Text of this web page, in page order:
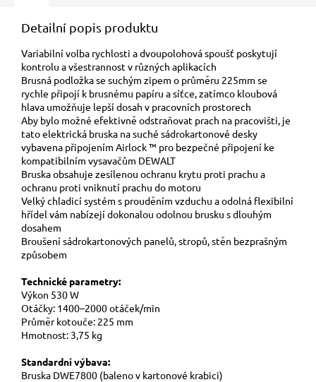
Detailní popis produktu
Variabilní volba rychlosti a dvoupolohová spoušť poskytují
kontrolu a všestrannost v různých aplikacích
Brusná podložka se suchým zipem o průměru 225mm se
rychle připojí k brusnému papíru a síťce, zatímco kloubová
hlava umožňuje lepší dosah v pracovních prostorech
Aby bylo možné efektivně odstraňovat prach na pracovišti, je
tato elektrická bruska na suché sádrokartonové desky
vybavena připojením Airlock ™ pro bezpečné připojení ke
kompatibilním vysavačům DEWALT
Bruska obsahuje zesílenou ochranu krytu proti prachu a
ochranu proti vniknutí prachu do motoru
Velký chladicí systém s prouděním vzduchu a odolná flexibilní
hřídel vám nabízejí dokonalou odolnou brusku s dlouhým
dosahem
Broušení sádrokartonových panelů, stropů, stěn bezprašným
způsobem
Technické parametry:
Výkon 530 W
Otáčky: 1400–2000 otáček/min
Průměr kotouče: 225 mm
Hmotnost: 3,75 kg
Standardní výbava:
Bruska DWE7800 (baleno v kartonové krabici)